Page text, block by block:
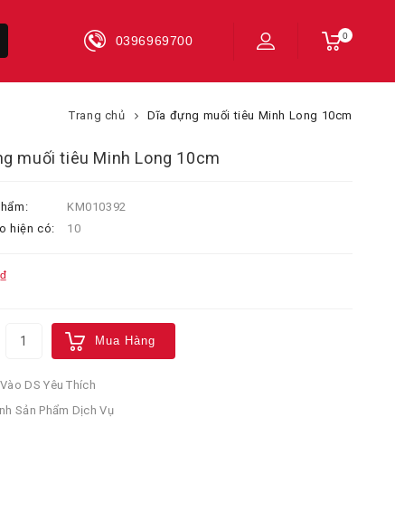
0
0396969700
Trang chủ Dĩa đựng muối tiêu Minh Long 10cm
muối tiêu Minh Long 10cm
KM010392
hiện có:
10
Mua Hàng
DS Yêu Thích
Sản Phẩm Dịch Vụ